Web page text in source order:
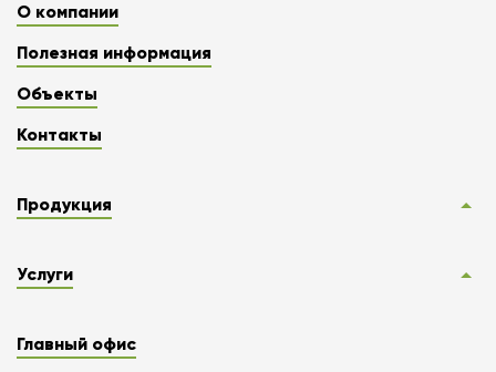
О компании
Полезная информация
Объекты
Контакты
Продукция
Услуги
Главный офис